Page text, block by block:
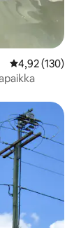
4,92 (130)